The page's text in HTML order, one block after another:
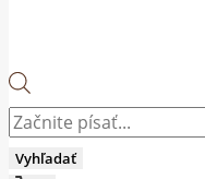
Products
search
Vyhľadať